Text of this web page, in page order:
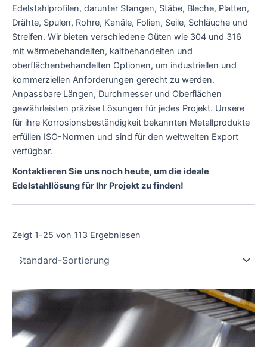
Edelstahlprofilen, darunter Stangen, Stäbe, Bleche, Platten,
Drähte, Spulen, Rohre, Kanäle, Folien, Seile, Schläuche und
Streifen. Wir bieten verschiedene Güten wie 304 und 316
mit wärmebehandelten, kaltbehandelten und
oberflächenbehandelten Optionen, um industriellen und
kommerziellen Anforderungen gerecht zu werden.
Anpassbare Längen, Durchmesser und Oberflächen
gewährleisten präzise Lösungen für jedes Projekt. Unsere
für ihre Korrosionsbeständigkeit bekannten Metallprodukte
erfüllen ISO-Normen und sind für den weltweiten Export
verfügbar.
Kontaktieren Sie uns noch heute, um die ideale
Edelstahllösung für Ihr Projekt zu finden!
Zeigt 1-25 von 113 Ergebnissen